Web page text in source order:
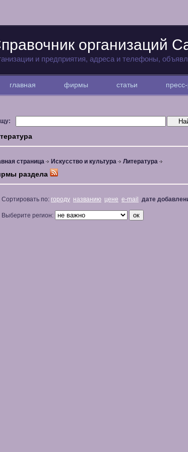
организаций
и предприятия, адреса и телефоны,
главная фирмы статьи
страница Искусство и культура Литература
раздела
Сортировать по: городу названию цене e-mail дате
Выберите регион: